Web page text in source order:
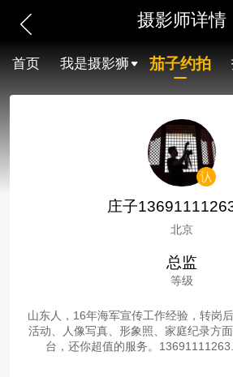
摄影师详情
首页 我是摄影狮 茄子约拍
庄子
北京
总监
等级
山东人，16年海军宣传工作经验，转岗
活动、人像写真、形象照、家庭纪录方
台，还你超值的服务。